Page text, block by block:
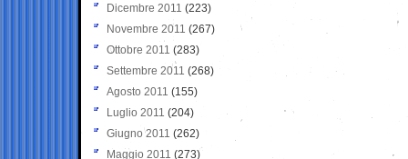
Dicembre 2011 (223)
Novembre 2011 (267)
Ottobre 2011 (283)
Settembre 2011 (268)
Agosto 2011 (155)
Luglio 2011 (204)
Giugno 2011 (262)
Maggio 2011 (273)